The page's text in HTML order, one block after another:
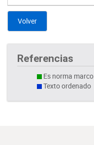
Volver
Referencias
Es norma marco
Texto ordenado